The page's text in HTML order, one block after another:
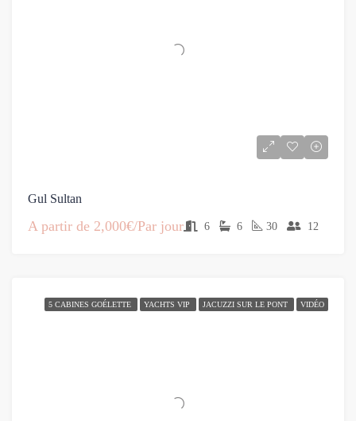
Gul Sultan
A partir de 2,000€/Par jour 6 6 30 12
5 CABINES GOÉLETTE YACHTS VIP JACUZZI SUR LE PONT VIDÉO